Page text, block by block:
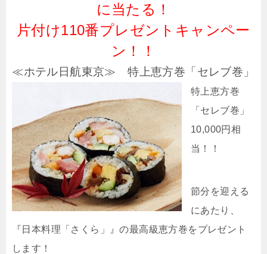
に当たる！
片付け110番プレゼントキャンペー
ン！！
≪ホテル日航東京≫ 特上恵方巻「セレブ巻」
特上恵方巻
「セレブ巻」
10,000円相
当！！
節分を迎える
にあたり、
『日本料理「さくら」』の最高級恵方巻をプレゼント
します！